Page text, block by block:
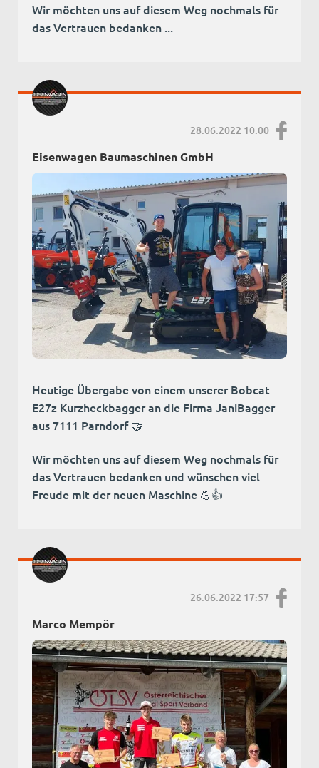
Wir möchten uns auf diesem Weg nochmals für
das Vertrauen bedanken ...
28.06.2022 10:00
Eisenwagen Baumaschinen GmbH
Heutige Übergabe von einem unserer Bobcat
E27z Kurzheckbagger an die Firma JaniBagger
aus 7111 Parndorf 🤝
Wir möchten uns auf diesem Weg nochmals für
das Vertrauen bedanken und wünschen viel
Freude mit der neuen Maschine 💪👍
26.06.2022 17:57
Marco Mempör